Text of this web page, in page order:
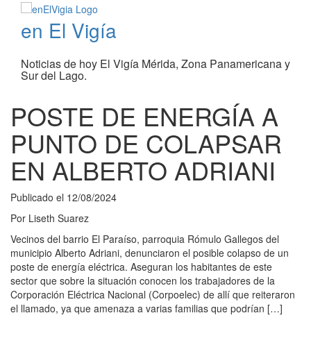
en El Vigía
Noticias de hoy El Vigía Mérida, Zona Panamericana y
Sur del Lago.
POSTE DE ENERGÍA A
PUNTO DE COLAPSAR
EN ALBERTO ADRIANI
Publicado el 12/08/2024
Por Liseth Suarez
Vecinos del barrio El Paraíso, parroquia Rómulo Gallegos del
municipio Alberto Adriani, denunciaron el posible colapso de un
poste de energía eléctrica. Aseguran los habitantes de este
sector que sobre la situación conocen los trabajadores de la
Corporación Eléctrica Nacional (Corpoelec) de allí que reiteraron
el llamado, ya que amenaza a varias familias que podrían […]